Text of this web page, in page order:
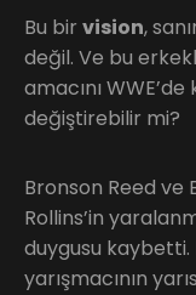
Bu bir vision,
değil. Ve bu
amacını
değiştirebilir mi?
Bronson Reed ve
Rollins’in
duygusu kaybetti.
yarışmacının